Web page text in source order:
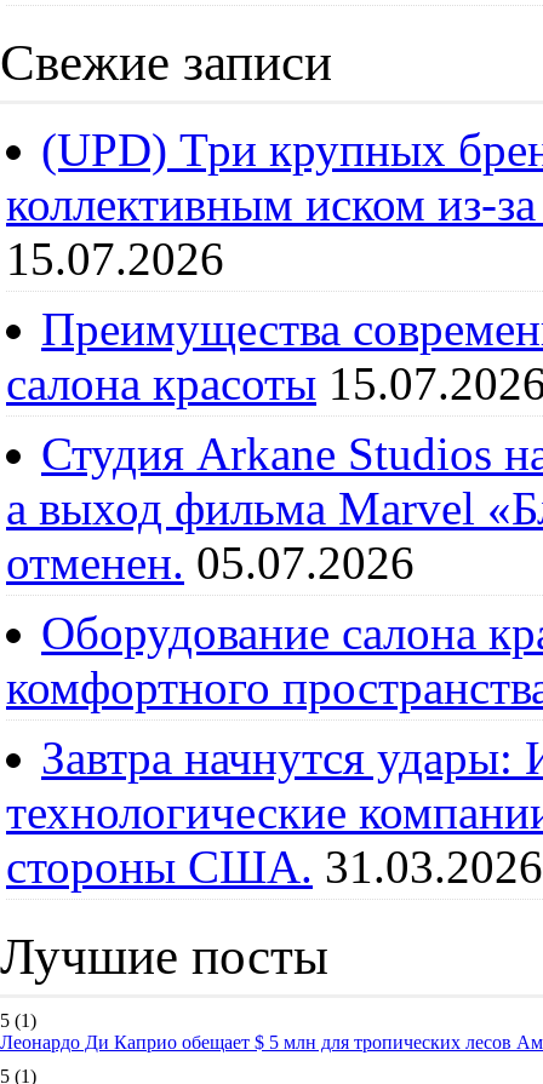
Свежие записи
(UPD) Три крупных
коллективным иском из-
15.07.2026
Преимущества
салона красоты
Студия Arkane Studios
а выход фильма Marvel
отменен. 05.07.2026
Оборудование салона
комфортного
Завтра начнутся
технологические
стороны США. 31.03.2026
Лучшие посты
5 (1)
Леонардо Ди Каприо обещает $ 5 млн для тропических лесов
5 (1)